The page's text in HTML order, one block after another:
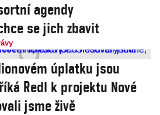
agendy
se jich zbavit
úplatku jsou
Redl k projektu Nové
jsme živě